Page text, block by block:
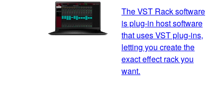
The VST Rack software
is plug-in host software
that uses VST plug-ins,
letting you create the
exact effect rack you
want.